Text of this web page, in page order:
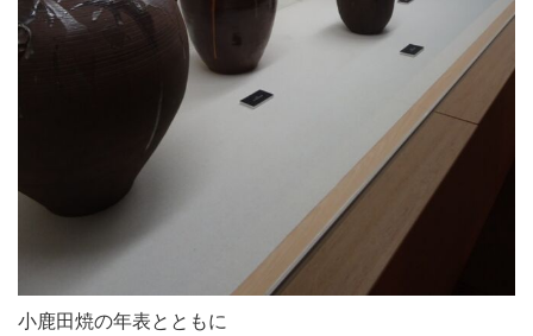
小鹿田焼の年表とともに